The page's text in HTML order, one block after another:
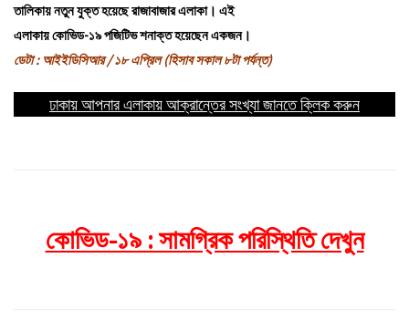
তালিকায় নতুন যুক্ত হয়েছে রাজাবাজার এলাকা। এই
এলাকায় কোভিড-১৯ পজিটিভ শনাক্ত হয়েছেন একজন।
ডেটা : আইইডিসিআর / ১৮ এপ্রিল (হিসাব সকাল ৮টা পর্যন্ত)
ঢাকায় আপনার এলাকায় আক্রান্তের সংখ্যা জানতে ক্লিক করুন
কোভিড-১৯ : সামগ্রিক পরিস্থিতি দেখুন